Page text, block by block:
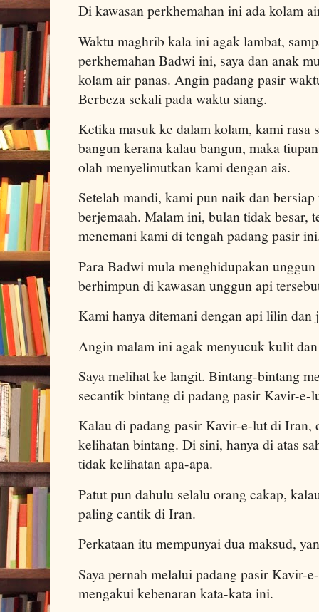
Di kawasan perkhemahan ini ada kolam
Waktu maghrib kala ini agak lambat,
perkhemahan Badwi ini, saya dan anak
kolam air panas. Angin padang pasir
Berbeza sekali pada waktu siang.
Ketika masuk ke dalam kolam, kami rasa
bangun kerana kalau bangun, maka
olah menyelimutkan kami dengan ais.
Setelah mandi, kami pun naik dan
berjemaah. Malam ini, bulan tidak besar,
menemani kami di tengah padang pasir
Para Badwi mula menghidupakan
berhimpun di kawasan unggun api
Kami hanya ditemani dengan api lilin dan
Angin malam ini agak menyucuk kulit
Saya melihat ke langit. Bintang-bintang
secantik bintang di padang pasir Kavir-e-
Kalau di padang pasir Kavir-e-lut di Iran,
kelihatan bintang. Di sini, hanya di atas
tidak kelihatan apa-apa.
Patut pun dahulu selalu orang cakap,
paling cantik di Iran.
Perkataan itu mempunyai dua maksud,
Saya pernah melalui padang pasir Kavir-
mengakui kebenaran kata-kata ini.